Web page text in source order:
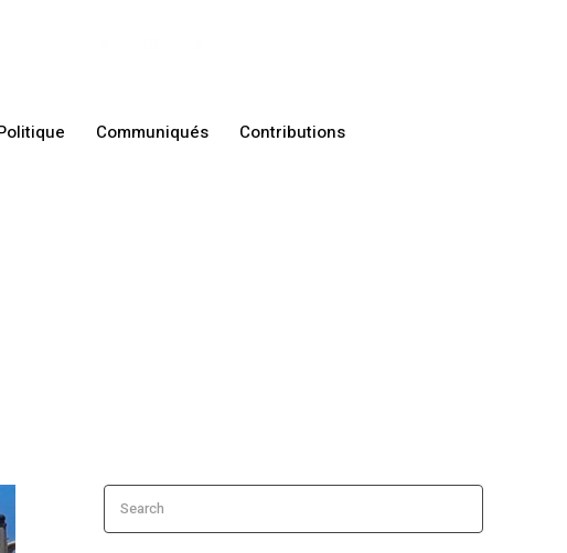
Communiqués Contributions
Search